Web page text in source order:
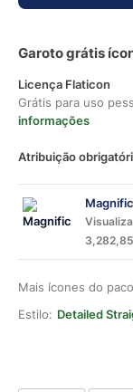
Garoto grátis
Licença Flaticon
Grátis para uso
informações
Atribuição
Magnific
Mais ícones do
Estilo: Detailed